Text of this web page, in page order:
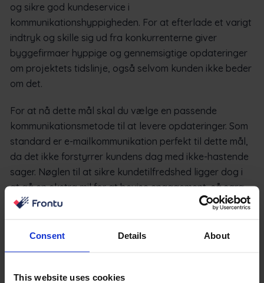
Consent Details About
This website uses cookies
og sikre god kundeservice i
kommunikationshyppigheden. For at efterlade et varigt
indtryk og skille sig ud fra konkurrenterne giver
byggefirmaer hyppige og gennemsigtige opdateringer
om projektets tidslinje, også selvom kunden ikke beder
om det.
For at nå dette mål skal du vælge en passende
kommunikationsmetode til at levere opdateringer. Som
standard er e-mailkommunikation perfekt til dette mål,
da det ikke forstyrrer kundens dag med ikke-hastende
sager. Nøglen til at sikre kundetilfredshed ligger dog i
at gå en ekstra mil for at bevise engagement, så sørg
for at tilbyde yderligere kommunikationsmetoder til
denne funktion på.
gode forudsætninger for succes i kommunikationen